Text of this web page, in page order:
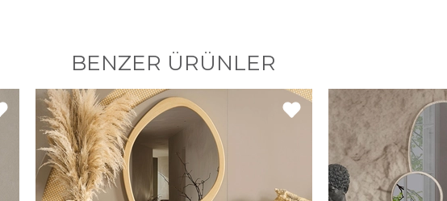
BENZER ÜRÜNLER